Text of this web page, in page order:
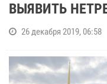
ВЫЯВИТЬ
26 декабря 2019, 06:58